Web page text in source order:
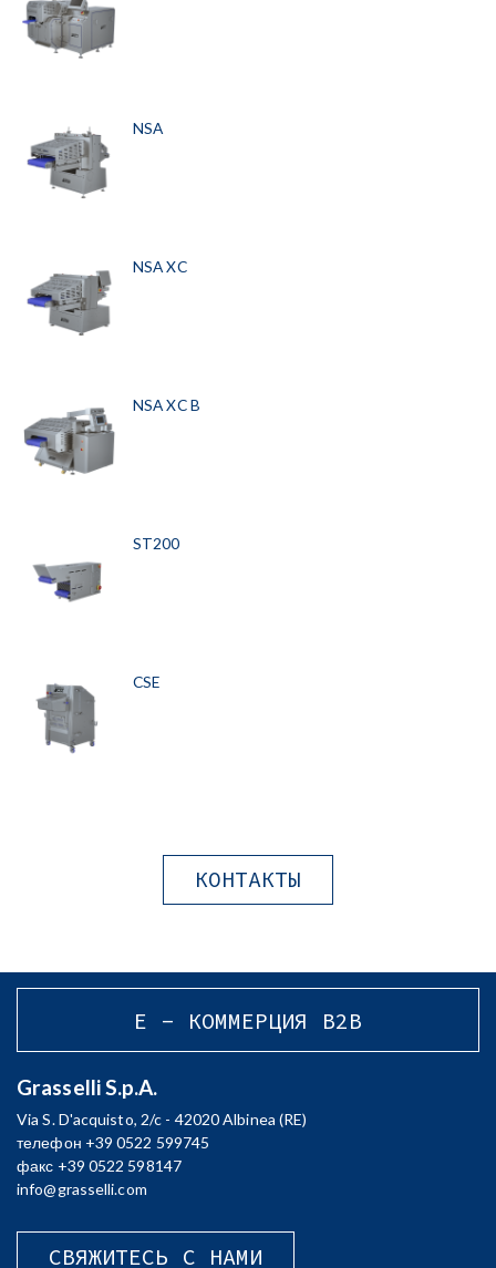
NSA
NSA XC
NSA XC B
ST200
CSE
КОНТАКТЫ
E - КОММЕРЦИЯ B2B
Grasselli S.p.A.
Via S. D'acquisto, 2/c - 42020 Albinea (RE)
телефон +39 0522 599745
факс +39 0522 598147
info@grasselli.com
СВЯЖИТЕСЬ С НАМИ